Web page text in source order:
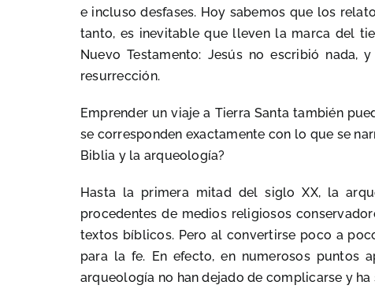
e incluso desfases. Hoy sabemos que los
tanto, es inevitable que lleven la marca del
Nuevo Testamento: Jesús no escribió
resurrección.
Emprender un viaje a Tierra Santa también
se corresponden exactamente con lo que se
Biblia y la arqueología?
Hasta la primera mitad del siglo XX, la
procedentes de medios religiosos
textos bíblicos. Pero al convertirse poco a
para la fe. En efecto, en numerosos puntos
arqueología no han dejado de complicarse y